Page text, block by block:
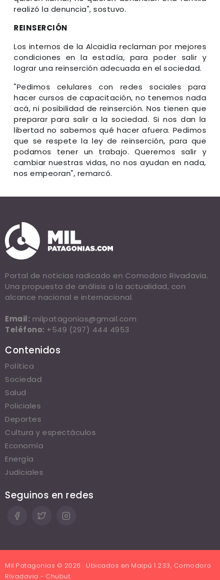
realizó la denuncia", sostuvo.
REINSERCIÓN
Los internos de la Alcaidía reclaman por mejores
condiciones en la estadía, para poder salir y
lograr una reinserción adecuada en el sociedad.
"Pedimos celulares con redes sociales para
hacer cursos de capacitación, no tenemos nada
acá, ni posibilidad de reinserción. Nos tienen que
preparar para salir a la sociedad. Si nos dan la
libertad no sabemos qué hacer afuera. Pedimos
que se respete la ley de reinserción, para que
podamos tener un trabajo. Queremos salir y
cambiar nuestras vidas, no nos ayudan en nada,
nos empeoran", remarcó.
Portal de noticias radicado en Comodoro Rivadavia.
Una propuesta de análisis a la actualidad, con
alcance nacional e internacional.
Email: milpatagonias@gmail.com
Teléfono: +549 (297) 444 4953
Contenidos
Política
Sociedad
Salud
Policiales
Deportes
Cultura y espectáculos
Economía
Energía
Judiciales
Seguinos en redes
Mil Patagonias © 2026 . Ubicados en Maipú 1.233, Comodoro
Rivadavia - Chubut.